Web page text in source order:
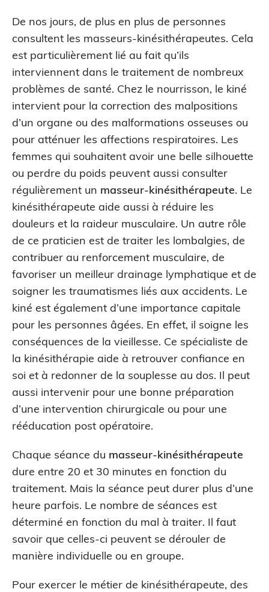
De nos jours, de plus en plus de personnes
consultent les masseurs-kinésithérapeutes. Cela
est particulièrement lié au fait qu’ils
interviennent dans le traitement de nombreux
problèmes de santé. Chez le nourrisson, le kiné
intervient pour la correction des malpositions
d’un organe ou des malformations osseuses ou
pour atténuer les affections respiratoires. Les
femmes qui souhaitent avoir une belle silhouette
ou perdre du poids peuvent aussi consulter
régulièrement un masseur-kinésithérapeute. Le
kinésithérapeute aide aussi à réduire les
douleurs et la raideur musculaire. Un autre rôle
de ce praticien est de traiter les lombalgies, de
contribuer au renforcement musculaire, de
favoriser un meilleur drainage lymphatique et de
soigner les traumatismes liés aux accidents. Le
kiné est également d’une importance capitale
pour les personnes âgées. En effet, il soigne les
conséquences de la vieillesse. Ce spécialiste de
la kinésithérapie aide à retrouver confiance en
soi et à redonner de la souplesse au dos. Il peut
aussi intervenir pour une bonne préparation
d’une intervention chirurgicale ou pour une
rééducation post opératoire.
Chaque séance du masseur-kinésithérapeute
dure entre 20 et 30 minutes en fonction du
traitement. Mais la séance peut durer plus d’une
heure parfois. Le nombre de séances est
déterminé en fonction du mal à traiter. Il faut
savoir que celles-ci peuvent se dérouler de
manière individuelle ou en groupe.
Pour exercer le métier de kinésithérapeute, des